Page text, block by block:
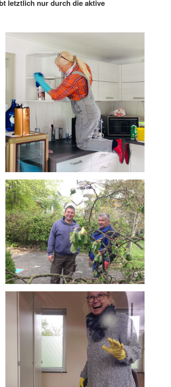
letztlich nur durch die aktive